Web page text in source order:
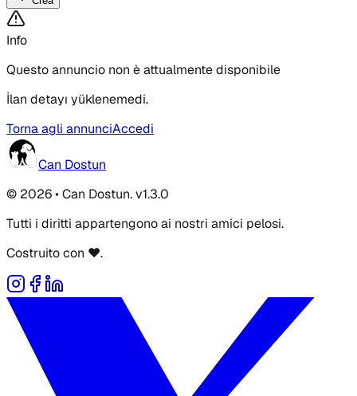
Info
Questo annuncio non è attualmente disponibile
İlan detayı yüklenemedi.
Torna agli annunciAccedi
Can Dostun
© 2026 • Can Dostun. v1.3.0
Tutti i diritti appartengono ai nostri amici pelosi.
Costruito con ❤️.